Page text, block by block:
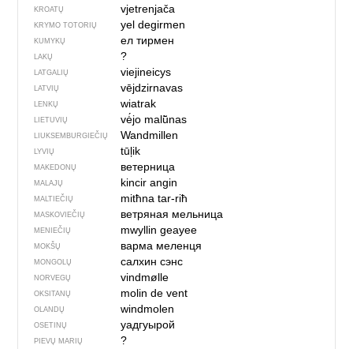
KROATŲ vjetrenjača
KRYMO TOTORIŲ yel degirmen
KUMYKŲ ел тирмен
LAKŲ ?
LATGALIŲ viejineicys
LATVIŲ vējdzirnavas
LENKŲ wiatrak
LIETUVIŲ vė́jo malū̃nas
LIUKSEMBURGIEČIŲ Wandmillen
LYVIŲ tūļik
MAKEDONŲ ветерница
MALAJŲ kincir angin
MALTIEČIŲ mitħna tar-riħ
MASKOVIEČIŲ ветряная мельница
MENIEČIŲ mwyllin geayee
MOKŠŲ варма меленця
MONGOLŲ салхин сэнс
NORVEGŲ vindmølle
OKSITANŲ molin de vent
OLANDŲ windmolen
OSETINŲ уадгуырой
PIEVŲ MARIŲ ?